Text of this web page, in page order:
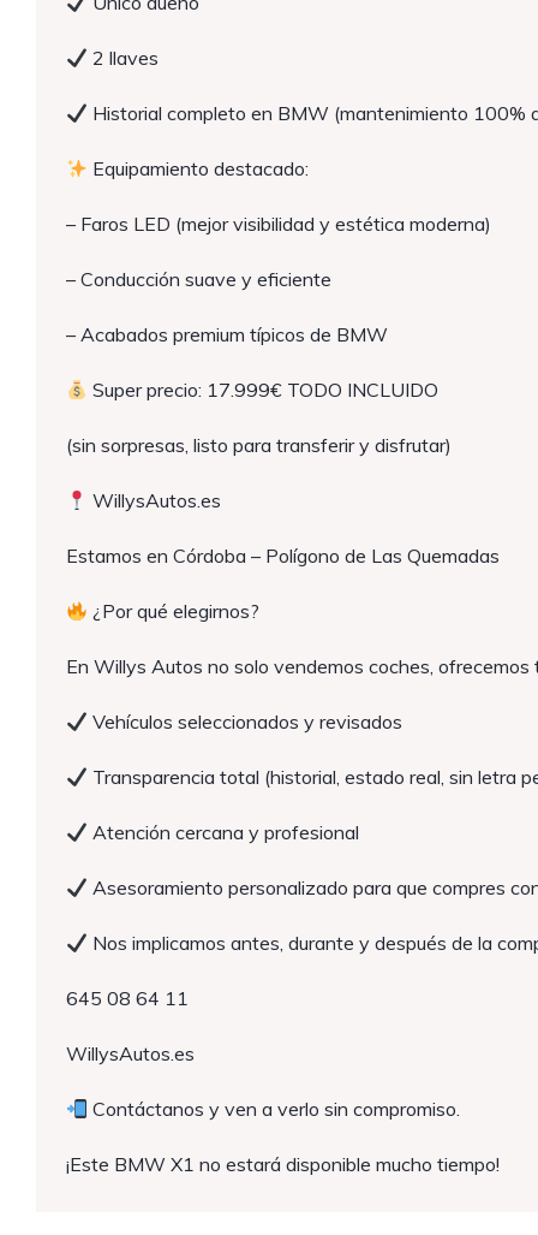
2 llaves
Historial completo en BMW (mantenimiento 100%
Equipamiento destacado:
– Faros LED (mejor visibilidad y estética moderna)
– Conducción suave y eficiente
– Acabados premium típicos de BMW
Super precio: 17.999€ TODO INCLUIDO
(sin sorpresas, listo para transferir y disfrutar)
WillysAutos.es
Estamos en Córdoba – Polígono de Las Quemadas
¿Por qué elegirnos?
En Willys Autos no solo vendemos coches, ofrecemos
Vehículos seleccionados y revisados
Transparencia total (historial, estado real, sin letra
Atención cercana y profesional
Asesoramiento personalizado para que compres
Nos implicamos antes, durante y después de la
645 08 64 11
WillysAutos.es
Contáctanos y ven a verlo sin compromiso.
¡Este BMW X1 no estará disponible mucho tiempo!